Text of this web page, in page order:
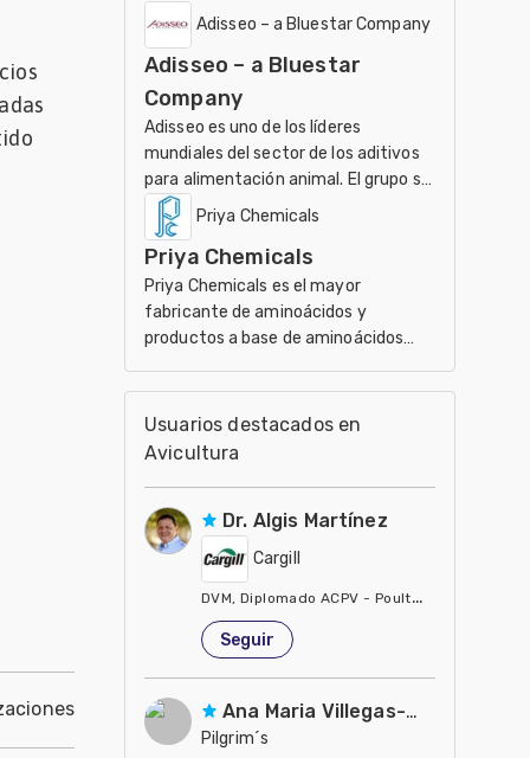
Adisseo – a Bluestar Company
Adisseo – a Bluestar
Company
Adisseo es uno de los líderes
mundiales del sector de los aditivos
para alimentación animal. El grupo se
sirve de sus 5 divisiones de
investigación.
Priya Chemicals
Priya Chemicals
Priya Chemicals es el mayor
fabricante de aminoácidos y
productos a base de aminoácidos
nutracéuticos, Agricultura y
Veterinaria
Usuarios destacados en
Avicultura
Dr. Algis Martínez
Cargill
DVM, Diplomado ACPV - Poultry Veterinarian
Estados Unidos de América
Seguir
Ana Maria Villegas-Gamble
Pilgrim´s